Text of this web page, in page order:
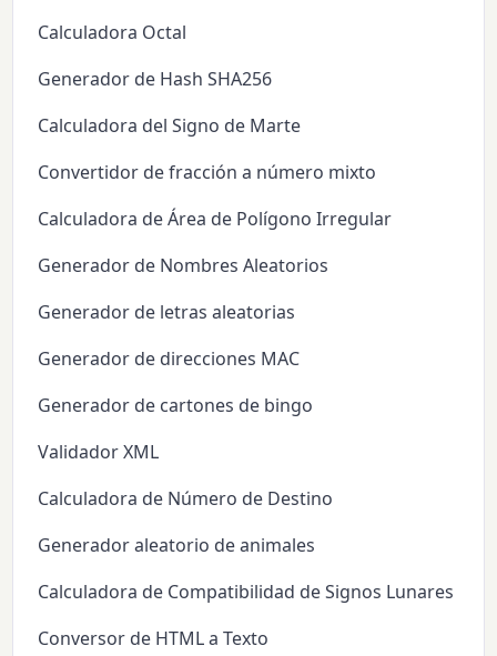
Calculadora Octal
Generador de Hash SHA256
Calculadora del Signo de Marte
Convertidor de fracción a número mixto
Calculadora de Área de Polígono Irregular
Generador de Nombres Aleatorios
Generador de letras aleatorias
Generador de direcciones MAC
Generador de cartones de bingo
Validador XML
Calculadora de Número de Destino
Generador aleatorio de animales
Calculadora de Compatibilidad de Signos Lunares
Conversor de HTML a Texto